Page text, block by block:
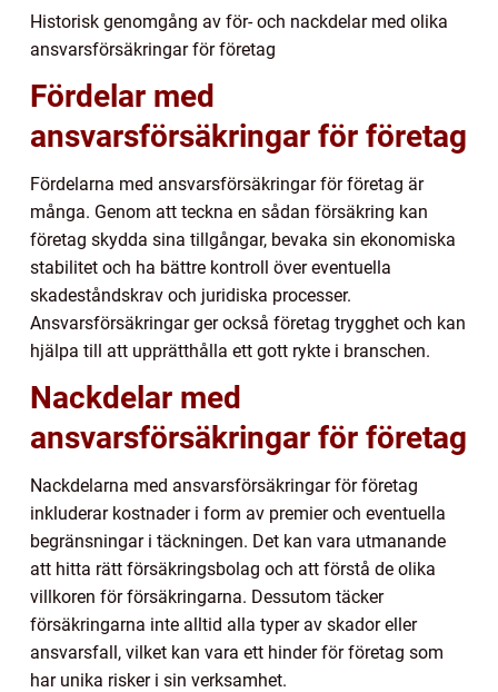
Historisk genomgång av för- och nackdelar med olika
ansvarsförsäkringar för företag
Fördelar med
ansvarsförsäkringar för företag
Fördelarna med ansvarsförsäkringar för företag är
många. Genom att teckna en sådan försäkring kan
företag skydda sina tillgångar, bevaka sin ekonomiska
stabilitet och ha bättre kontroll över eventuella
skadeståndskrav och juridiska processer.
Ansvarsförsäkringar ger också företag trygghet och kan
hjälpa till att upprätthålla ett gott rykte i branschen.
Nackdelar med
ansvarsförsäkringar för företag
Nackdelarna med ansvarsförsäkringar för företag
inkluderar kostnader i form av premier och eventuella
begränsningar i täckningen. Det kan vara utmanande
att hitta rätt försäkringsbolag och att förstå de olika
villkoren för försäkringarna. Dessutom täcker
försäkringarna inte alltid alla typer av skador eller
ansvarsfall, vilket kan vara ett hinder för företag som
har unika risker i sin verksamhet.